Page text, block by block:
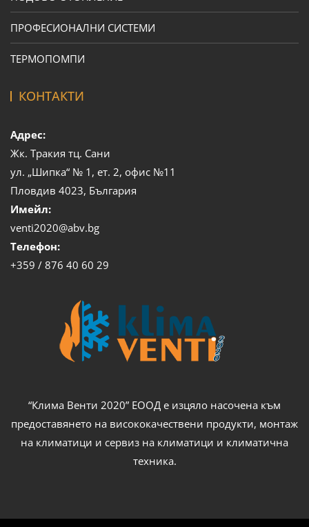
ПРОФЕСИОНАЛНИ СИСТЕМИ
ТЕРМОПОМПИ
КОНТАКТИ
Адрес:
Жк. Тракия тц. Сани
ул. „Шипка“ № 1, ет. 2, офис №11
Пловдив 4023, България
Имейл:
venti2020@abv.bg
Телефон:
+359 / 876 40 60 29
“Клима Венти 2020” ЕООД е изцяло насочена към
предоставянето на висококачествени продукти, монтаж
на климатици и сервиз на климатици и климатична
техника.